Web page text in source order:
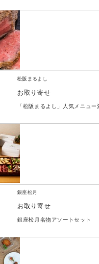
松阪まるよし
お取り寄せ
銀座松月
お取り寄せ
銀座松月名物アソートセット